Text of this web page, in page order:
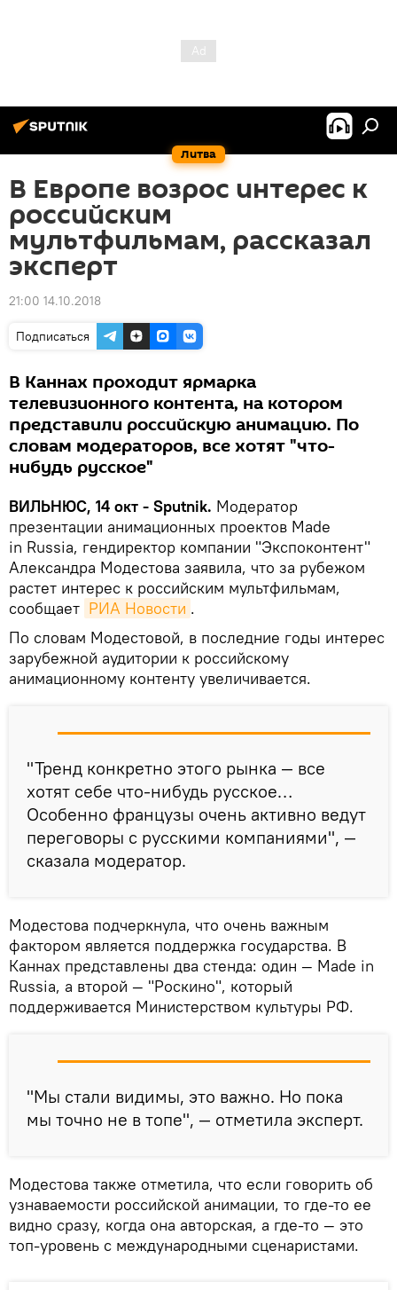
Литва
В Европе возрос интерес к
российским
мультфильмам, рассказал
эксперт
21:00 14.10.2018
Подписаться
В Каннах проходит ярмарка
телевизионного контента, на котором
представили российскую анимацию. По
словам модераторов, все хотят "что-
нибудь русское"
ВИЛЬНЮС, 14 окт - Sputnik. Модератор
презентации анимационных проектов Made
in Russia, гендиректор компании "Экспоконтент"
Александра Модестова заявила, что за рубежом
растет интерес к российским мультфильмам,
сообщает РИА Новости .
По словам Модестовой, в последние годы интерес
зарубежной аудитории к российскому
анимационному контенту увеличивается.
"Тренд конкретно этого рынка — все
хотят себе что-нибудь русское…
Особенно французы очень активно ведут
переговоры с русскими компаниями", —
сказала модератор.
Модестова подчеркнула, что очень важным
фактором является поддержка государства. В
Каннах представлены два стенда: один — Made in
Russia, а второй — "Роскино", который
поддерживается Министерством культуры РФ.
"Мы стали видимы, это важно. Но пока
мы точно не в топе", — отметила эксперт.
Модестова также отметила, что если говорить об
узнаваемости российской анимации, то где-то ее
видно сразу, когда она авторская, а где-то — это
топ-уровень с международными сценаристами.